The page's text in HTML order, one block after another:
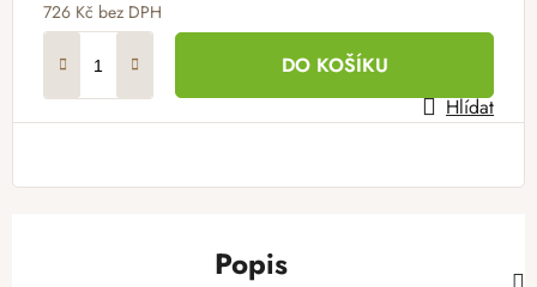
726 Kč bez DPH
DO KOŠÍKU
Hlídat
Popis